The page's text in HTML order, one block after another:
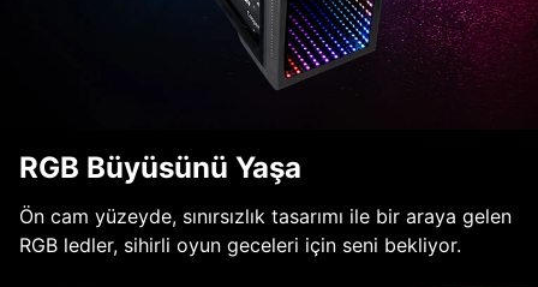
RGB Büyüsünü Yaşa
Ön cam yüzeyde, sınırsızlık tasarımı ile bir araya gelen
RGB ledler, sihirli oyun geceleri için seni bekliyor.